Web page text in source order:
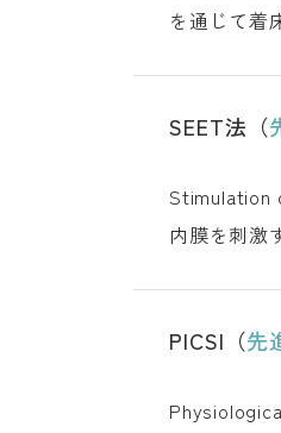
を通じて着床
SEET法（
内膜を刺激
PICSI（先